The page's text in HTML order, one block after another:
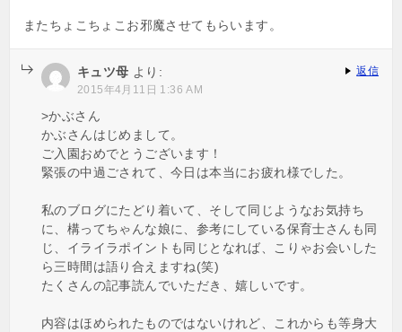
またちょこちょこお邪魔させてもらいます。
キュツ母 より:
2015年4月11日 1:36 AM
>かぶさん
かぶさんはじめまして。
ご入園おめでとうございます！
緊張の中過ごされて、今日は本当にお疲れ様でした。
私のブログにたどり着いて、そして同じようなお気持ち
に、構ってちゃんな娘に、参考にしている保育士さんも同
じ、イライラポイントも同じとなれば、こりゃお会いした
ら三時間は語り合えますね(笑)
たくさんの記事読んでいただき、嬉しいです。
内容はほめられたものではないけれど、これからも等身大
返信